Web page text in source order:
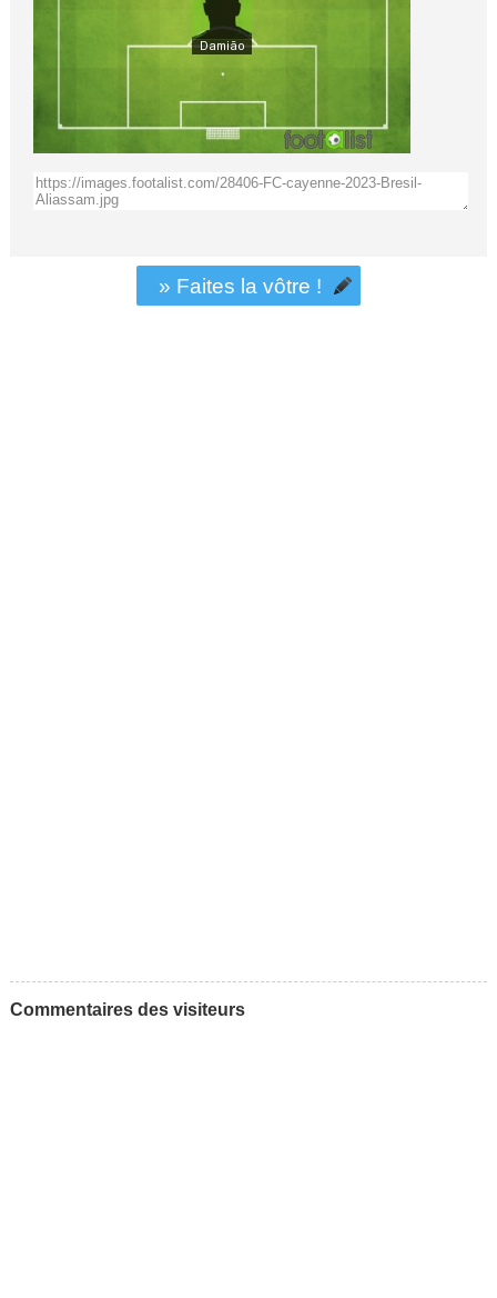
» Faites la vôtre !
Commentaires des visiteurs